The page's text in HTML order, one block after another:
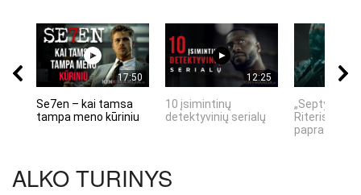
17:50
Se7en – kai tamsa
tampa meno kūriniu
12:25
10 įsimintinų
detektyvinių serialų
„Septynių
Riteris" – kai
ALKO TURINYS